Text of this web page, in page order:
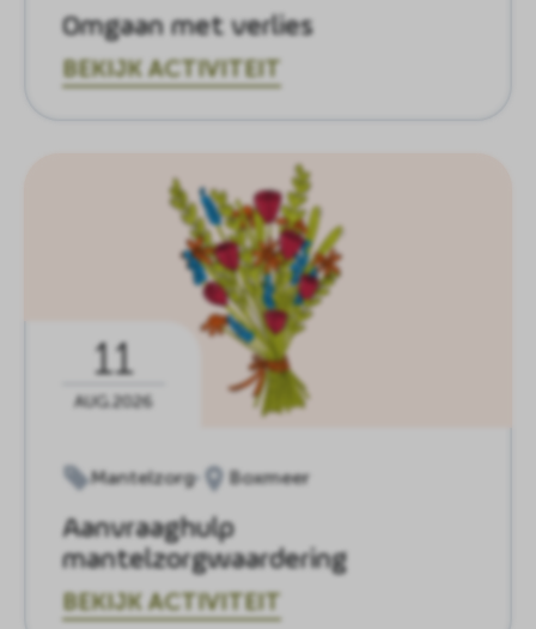
Omgaan met verlies
BEKIJK ACTIVITEIT
11
AUG.2026
Mantelzorg Boxmeer
Aanvraaghulp
mantelzorgwaardering
BEKIJK ACTIVITEIT